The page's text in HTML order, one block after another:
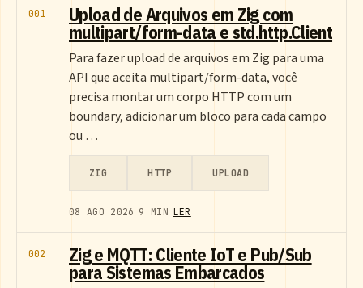
001 Upload de Arquivos em Zig com
multipart/form-data e std.http.Client
Para fazer upload de arquivos em Zig para uma
API que aceita multipart/form-data, você
precisa montar um corpo HTTP com um
boundary, adicionar um bloco para cada campo
ou …
ZIG HTTP UPLOAD
08 AGO 2026 9 MIN LER
002 Zig e MQTT: Cliente IoT e Pub/Sub
para Sistemas Embarcados